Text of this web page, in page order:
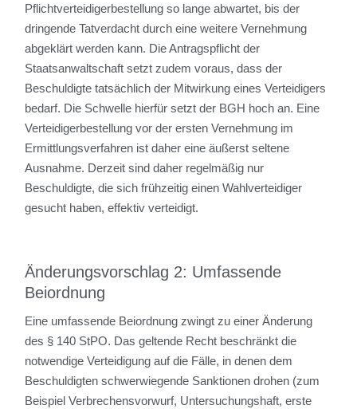
Pflichtverteidigerbestellung so lange abwartet, bis der
dringende Tatverdacht durch eine weitere Vernehmung
abgeklärt werden kann. Die Antragspflicht der
Staatsanwaltschaft setzt zudem voraus, dass der
Beschuldigte tatsächlich der Mitwirkung eines Verteidigers
bedarf. Die Schwelle hierfür setzt der BGH hoch an. Eine
Verteidigerbestellung vor der ersten Vernehmung im
Ermittlungsverfahren ist daher eine äußerst seltene
Ausnahme. Derzeit sind daher regelmäßig nur
Beschuldigte, die sich frühzeitig einen Wahlverteidiger
gesucht haben, effektiv verteidigt.
Änderungsvorschlag 2: Umfassende
Beiordnung
Eine umfassende Beiordnung zwingt zu einer Änderung
des § 140 StPO. Das geltende Recht beschränkt die
notwendige Verteidigung auf die Fälle, in denen dem
Beschuldigten schwerwiegende Sanktionen drohen (zum
Beispiel Verbrechensvorwurf, Untersuchungshaft, erste